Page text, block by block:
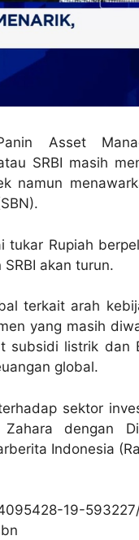
Asset
SRBI masih
namun
Rupiah
akan turun.
terkait arah
yang masih
subsidi listrik dan
global.
sektor
dengan
Indonesia
19-